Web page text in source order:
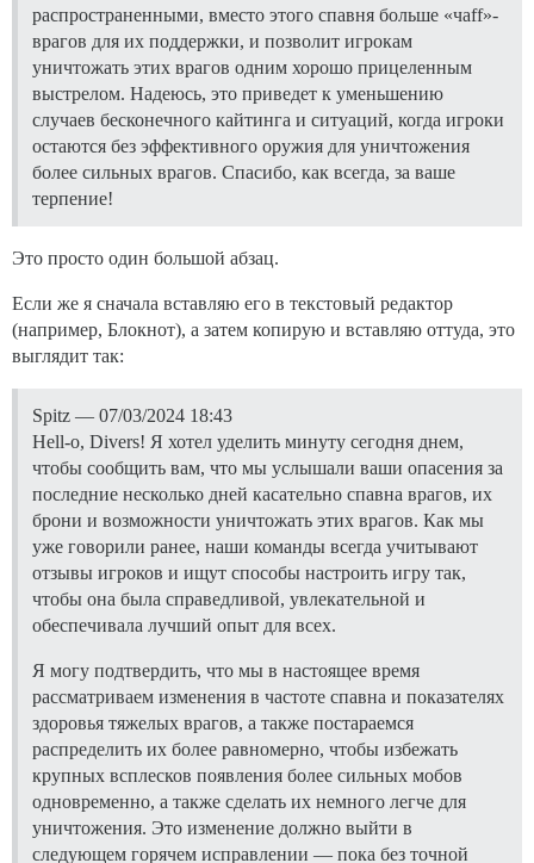
распространенными, вместо этого спавня больше «чaff»-
врагов для их поддержки, и позволит игрокам
уничтожать этих врагов одним хорошо прицеленным
выстрелом. Надеюсь, это приведет к уменьшению
случаев бесконечного кайтинга и ситуаций, когда игроки
остаются без эффективного оружия для уничтожения
более сильных врагов. Спасибо, как всегда, за ваше
терпение!
Это просто один большой абзац.
Если же я сначала вставляю его в текстовый редактор
(например, Блокнот), а затем копирую и вставляю оттуда, это
выглядит так:
Spitz — 07/03/2024 18:43
Hell-o, Divers! Я хотел уделить минуту сегодня днем,
чтобы сообщить вам, что мы услышали ваши опасения за
последние несколько дней касательно спавна врагов, их
брони и возможности уничтожать этих врагов. Как мы
уже говорили ранее, наши команды всегда учитывают
отзывы игроков и ищут способы настроить игру так,
чтобы она была справедливой, увлекательной и
обеспечивала лучший опыт для всех.
Я могу подтвердить, что мы в настоящее время
рассматриваем изменения в частоте спавна и показателях
здоровья тяжелых врагов, а также постараемся
распределить их более равномерно, чтобы избежать
крупных всплесков появления более сильных мобов
одновременно, а также сделать их немного легче для
уничтожения. Это изменение должно выйти в
следующем горячем исправлении — пока без точной